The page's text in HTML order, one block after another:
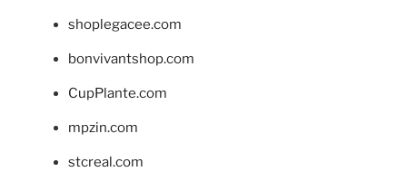
shoplegacee.com
bonvivantshop.com
CupPlante.com
mpzin.com
stcreal.com